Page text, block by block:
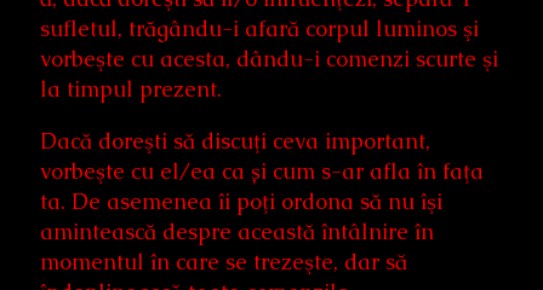
sufletul, trăgându-i afară corpul luminos şi
vorbeşte cu acesta, dându-i comenzi scurte şi
la timpul prezent.
Dacă doreşti să discuţi ceva important,
vorbeşte cu el/ea ca și cum s-ar afla în faţa
ta. De asemenea îi poţi ordona să nu îşi
amintească despre această întâlnire în
momentul în care se trezeşte, dar să